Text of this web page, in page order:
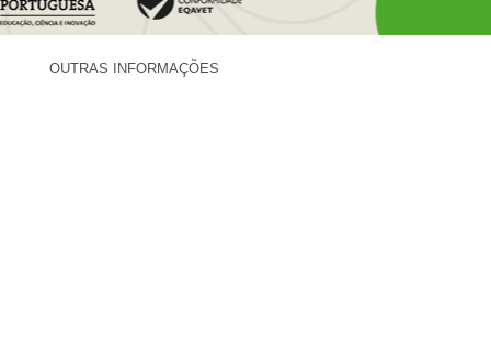
OUTRAS INFORMAÇÕES